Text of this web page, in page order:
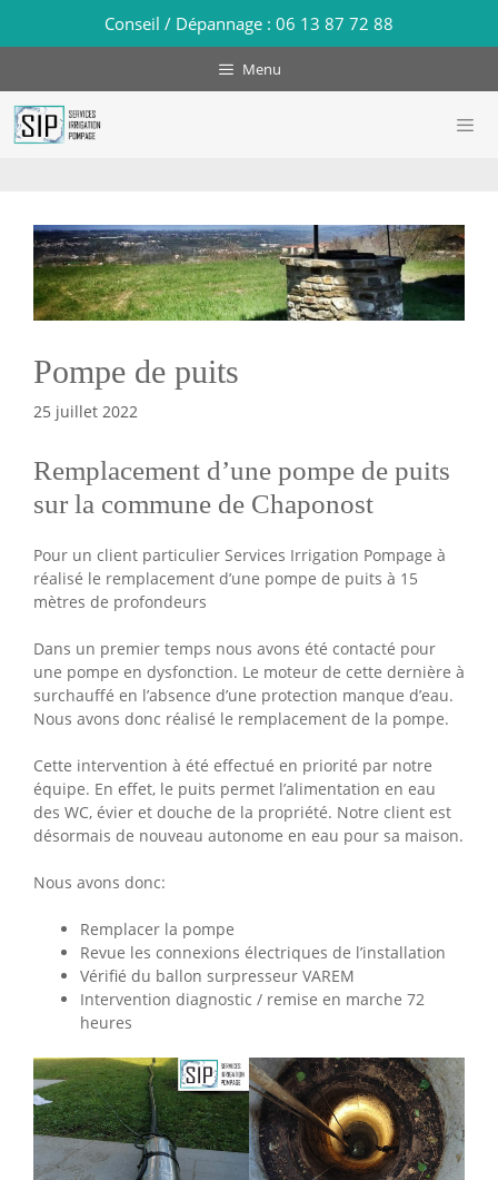
Conseil / Dépannage : 06 13 87 72 88
Menu
Pompe de puits
25 juillet 2022
Remplacement d’une pompe de puits
sur la commune de Chaponost
Pour un client particulier Services Irrigation Pompage à
réalisé le remplacement d’une pompe de puits à 15
mètres de profondeurs
Dans un premier temps nous avons été contacté pour
une pompe en dysfonction. Le moteur de cette dernière à
surchauffé en l’absence d’une protection manque d’eau.
Nous avons donc réalisé le remplacement de la pompe.
Cette intervention à été effectué en priorité par notre
équipe. En effet, le puits permet l’alimentation en eau
des WC, évier et douche de la propriété. Notre client est
désormais de nouveau autonome en eau pour sa maison.
Nous avons donc:
Remplacer la pompe
Revue les connexions électriques de l’installation
Vérifié du ballon surpresseur VAREM
Intervention diagnostic / remise en marche 72
heures